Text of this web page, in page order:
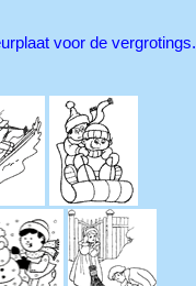
voor de vergrotings.